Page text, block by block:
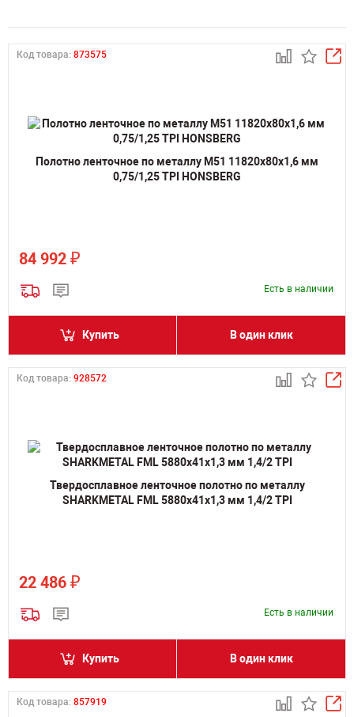
Код товара: 873575
Полотно ленточное по металлу M51 11820х80х1,6 мм
0,75/1,25 TPI HONSBERG
84 992 ₽
Есть в наличии
Купить В один клик
Код товара: 928572
Твердосплавное ленточное полотно по металлу
SHARKMETAL FML 5880х41х1,3 мм 1,4/2 TPI
22 486 ₽
Есть в наличии
Купить В один клик
Код товара: 857919